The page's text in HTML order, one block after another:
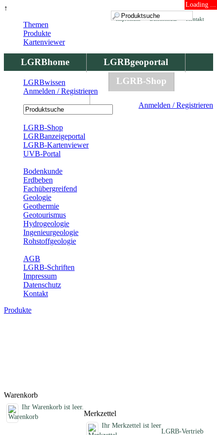
↑ Loading ...
Kontakt
Datenschutz
Impressum
LGRBhome
LGRBgeoportal
LGRBbohrungen
LGRB-Shop
Anmelden / Registrieren
Themen
Produkte
Kartenviewer
LGRBwissen
Anmelden / Registrieren
LGRB-Shop
LGRBanzeigeportal
LGRB-Kartenviewer
UVB-Portal
Bodenkunde
Erdbeben
Fachübergreifend
Geologie
Geothermie
Geotourismus
Hydrogeologie
Ingenieurgeologie
Rohstoffgeologie
AGB
LGRB-Schriften
Impressum
Datenschutz
Kontakt
Produkte
Warenkorb
Ihr Warenkorb ist leer.
Merkzettel
Ihr Merkzettel ist leer
LGRB-Vertrieb